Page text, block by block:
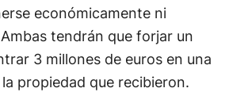
económicamente ni
tendrán que forjar un
3 millones de euros en una
propiedad que recibieron.